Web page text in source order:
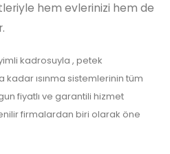
hem evlerinizi hem de
kadrosuyla , petek
kadar ısınma sistemlerinin tüm
fiyatlı ve garantili hizmet
firmalardan biri olarak öne